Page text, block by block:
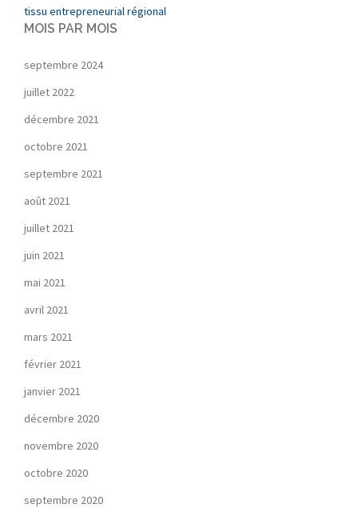
tissu entrepreneurial régional
MOIS PAR MOIS
septembre 2024
juillet 2022
décembre 2021
octobre 2021
septembre 2021
août 2021
juillet 2021
juin 2021
mai 2021
avril 2021
mars 2021
février 2021
janvier 2021
décembre 2020
novembre 2020
octobre 2020
septembre 2020